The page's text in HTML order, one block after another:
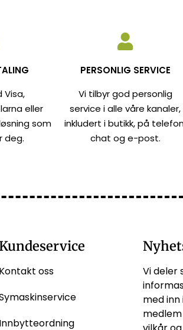
Visa,
eller
som
deg.
PERSONLIG SERVICE
Vi tilbyr god personlig
service i alle våre kanaler,
inkludert i butikk, på
chat og e-post.
Kontakt oss
Innbytteordning
Vi deler
med inn